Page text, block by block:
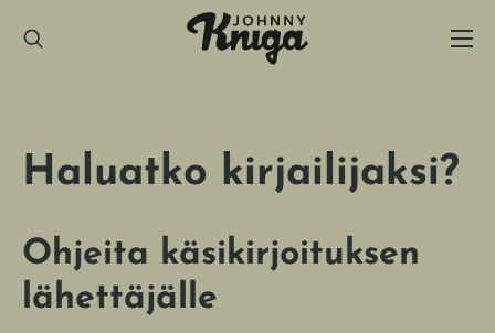
sisältöön
Haluatko kirjailijaksi?
Ohjeita käsikirjoituksen
lähettäjälle